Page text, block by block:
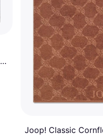
Joop! Classic